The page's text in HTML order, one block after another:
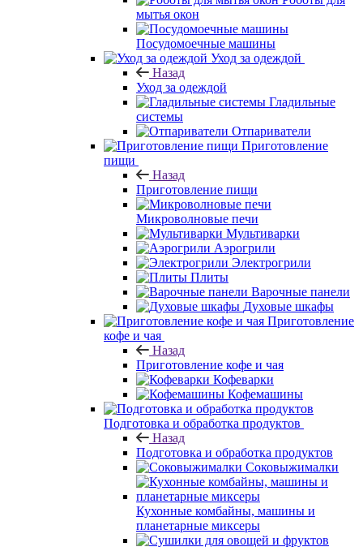
мытья окон
Посудомоечные машины
Уход за одеждой
Назад
Уход за одеждой
Гладильные
системы
Отпариватели
Приготовление
пищи
Назад
Приготовление пищи
Микроволновые печи
Мультиварки
Аэрогрили
Электрогрили
Плиты
Варочные панели
Духовые шкафы
Приготовление
кофе и чая
Назад
Приготовление кофе и чая
Кофеварки
Кофемашины
Подготовка и обработка продуктов
Назад
Подготовка и обработка продуктов
Соковыжималки
Кухонные комбайны, машины и
планетарные миксеры